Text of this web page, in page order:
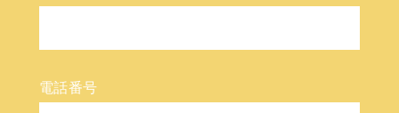
電話番号